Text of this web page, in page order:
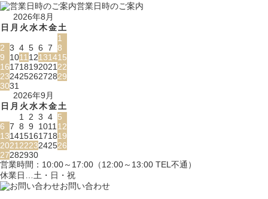
営業日時のご案内
2026年8月
日 月 火水木金土
1
2 3 4 5 6 7 8
9
1011 12131415
161718192021 22
23242526272829
3031
2026年9月
日 月 火水木金土
1
2 3 4 5
6 7 8 9 1011 12
13141516171819
2021 2223242526
27282930
営業時間：10:00～17:00（12:00～13:00 TEL不通）
休業日…土・日・祝
お問い合わせ